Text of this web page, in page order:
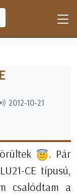
2012-10-21
. Pár
CE típusú,
csalódtam a